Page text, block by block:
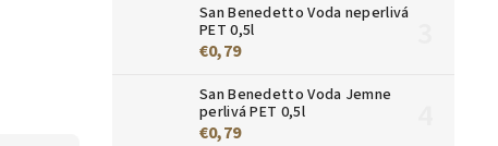
San Benedetto Voda neperlivá
PET 0,5l
€0,79
San Benedetto Voda Jemne
perlivá PET 0,5l
€0,79